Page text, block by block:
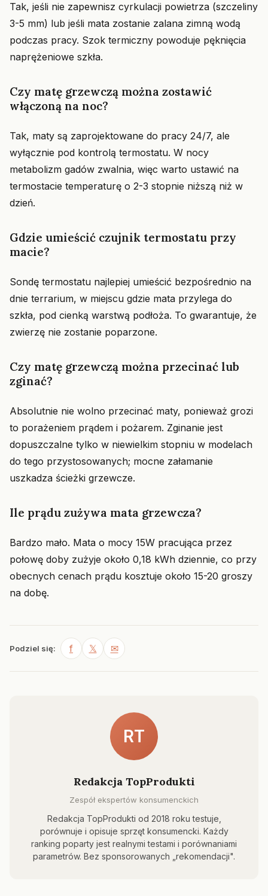
Tak, jeśli nie zapewnisz cyrkulacji powietrza (szczeliny
3-5 mm) lub jeśli mata zostanie zalana zimną wodą
podczas pracy. Szok termiczny powoduje pęknięcia
naprężeniowe szkła.
Czy matę grzewczą można zostawić
włączoną na noc?
Tak, maty są zaprojektowane do pracy 24/7, ale
wyłącznie pod kontrolą termostatu. W nocy
metabolizm gadów zwalnia, więc warto ustawić na
termostacie temperaturę o 2-3 stopnie niższą niż w
dzień.
Gdzie umieścić czujnik termostatu przy
macie?
Sondę termostatu najlepiej umieścić bezpośrednio na
dnie terrarium, w miejscu gdzie mata przylega do
szkła, pod cienką warstwą podłoża. To gwarantuje, że
zwierzę nie zostanie poparzone.
Czy matę grzewczą można przecinać lub
zginać?
Absolutnie nie wolno przecinać maty, ponieważ grozi
to porażeniem prądem i pożarem. Zginanie jest
dopuszczalne tylko w niewielkim stopniu w modelach
do tego przystosowanych; mocne załamanie
uszkadza ścieżki grzewcze.
Ile prądu zużywa mata grzewcza?
Bardzo mało. Mata o mocy 15W pracująca przez
połowę doby zużyje około 0,18 kWh dziennie, co przy
obecnych cenach prądu kosztuje około 15-20 groszy
na dobę.
Podziel się: f 𝕏 ✉
RT
Redakcja TopProdukti
Zespół ekspertów konsumenckich
Redakcja TopProdukti od 2018 roku testuje,
porównuje i opisuje sprzęt konsumencki. Każdy
ranking poparty jest realnymi testami i porównaniami
parametrów. Bez sponsorowanych „rekomendacji".